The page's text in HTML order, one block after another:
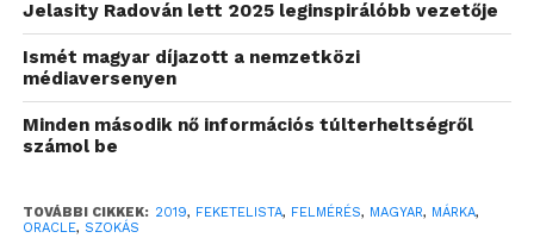
szavaz az adott
vállalatnak, ezt a
bizalmat azonban ki kell
érdemelni, mégpedig
márkába vetett hitet nem
Jelasity Radován lett 2025 leginspirálóbb vezetője
Ismét magyar díjazott a nemzetközi
médiaversenyen
Minden második nő információs túlterheltségről
számol be
TOVÁBBI CIKKEK: 2019, FEKETELISTA, FELMÉRÉS, MAGYAR, MÁRKA,
ORACLE, SZOKÁS